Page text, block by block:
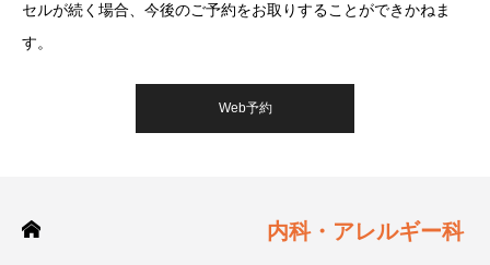
セルが続く場合、今後のご予約をお取りすることができかねま
す。
Web予約
内科・アレルギー科